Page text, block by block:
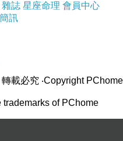
雜誌 星座命理 會員中心
訊
轉載必究 ‧Copyright PChome
of PChome